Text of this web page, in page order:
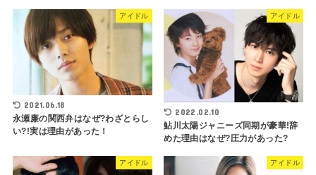
アイドル
2021.06.18
永瀬廉の関西弁はなぜ?わざとらし
い?!実は理由があった！
アイドル
2022.02.10
鮎川太陽ジャニーズ同期が豪華!辞
めた理由はなぜ?圧力があった?
アイドル アイドル